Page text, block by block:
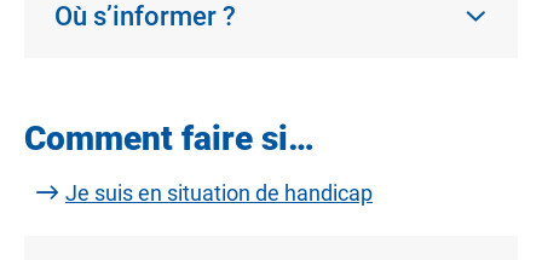
Où s’informer ?
Comment faire si…
Je suis en situation de handicap